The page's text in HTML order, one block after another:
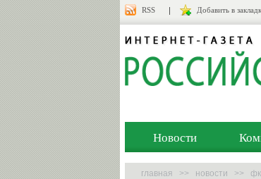
RSS Добавить в
Новости
главная >> новости >>